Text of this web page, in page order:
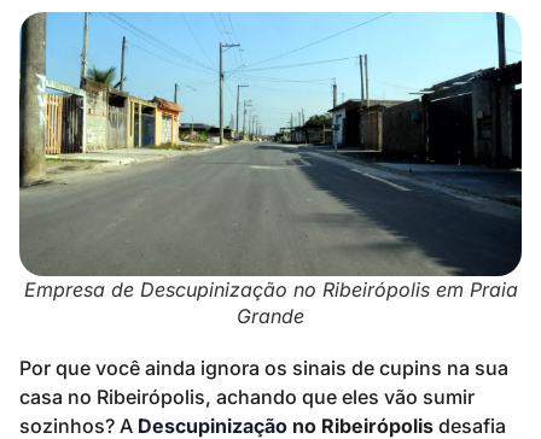
Empresa de Descupinização no Ribeirópolis em Praia
Grande
Por que você ainda ignora os sinais de cupins na sua
casa no Ribeirópolis, achando que eles vão sumir
sozinhos? A Descupinização no Ribeirópolis desafia